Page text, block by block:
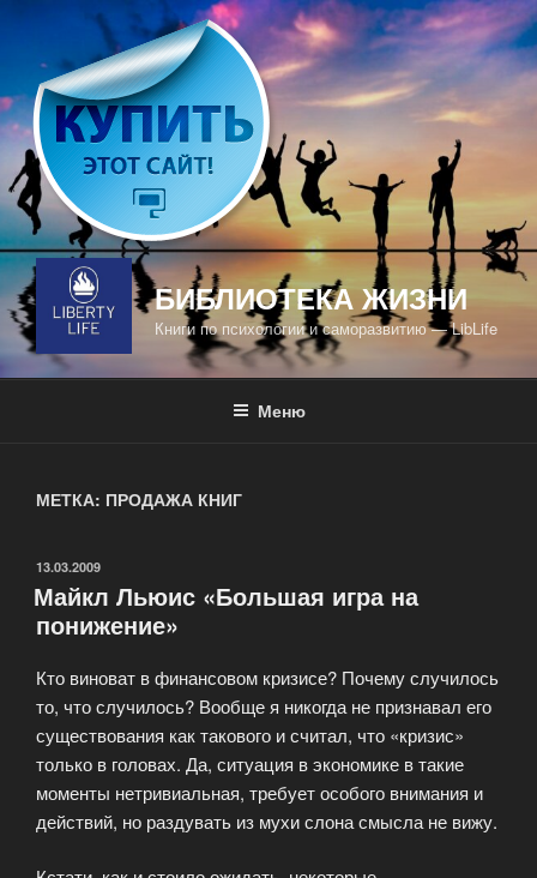
содержимому
БИБЛИОТЕКА ЖИЗНИ
Книги по психологии и саморазвитию — LibLife
Меню
МЕТКА: ПРОДАЖА КНИГ
ОПУБЛИКОВАНО
13.03.2009
Майкл Льюис «Большая игра на
понижение»
Кто виноват в финансовом кризисе? Почему случилось
то, что случилось? Вообще я никогда не признавал его
существования как такового и считал, что «кризис»
только в головах. Да, ситуация в экономике в такие
моменты нетривиальная, требует особого внимания и
действий, но раздувать из мухи слона смысла не вижу.